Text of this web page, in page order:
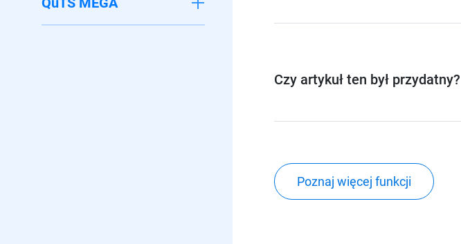
Czy artykuł ten był przydatny?
Poznaj więcej funkcji